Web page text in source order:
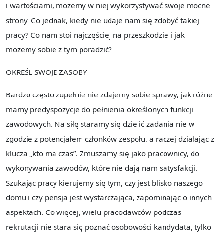
i wartościami, możemy w niej wykorzystywać swoje mocne
strony. Co jednak, kiedy nie udaje nam się zdobyć takiej
pracy? Co nam stoi najczęściej na przeszkodzie i jak
możemy sobie z tym poradzić?
OKREŚL SWOJE ZASOBY
Bardzo często zupełnie nie zdajemy sobie sprawy, jak różne
mamy predyspozycje do pełnienia określonych funkcji
zawodowych. Na siłę staramy się dzielić zadania nie w
zgodzie z potencjałem członków zespołu, a raczej działając z
klucza „kto ma czas”. Zmuszamy się jako pracownicy, do
wykonywania zawodów, które nie dają nam satysfakcji.
Szukając pracy kierujemy się tym, czy jest blisko naszego
domu i czy pensja jest wystarczająca, zapominając o innych
aspektach. Co więcej, wielu pracodawców podczas
rekrutacji nie stara się poznać osobowości kandydata, tylko